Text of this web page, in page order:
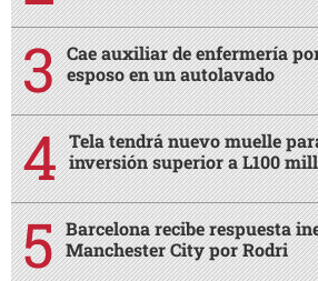
Cae auxiliar de enfermería
esposo en un autolavado
Tela tendrá nuevo muelle
inversión superior a L100
Barcelona recibe respuesta
Manchester City por Rodri